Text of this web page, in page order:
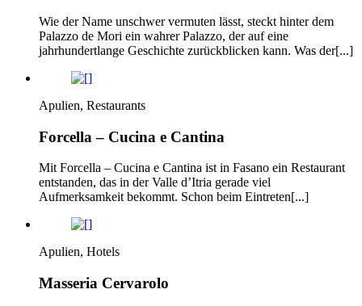
Wie der Name unschwer vermuten lässt, steckt hinter dem
Palazzo de Mori ein wahrer Palazzo, der auf eine
jahrhundertlange Geschichte zurückblicken kann. Was der[...]
Apulien, Restaurants
Forcella – Cucina e Cantina
Mit Forcella – Cucina e Cantina ist in Fasano ein Restaurant
entstanden, das in der Valle d’Itria gerade viel
Aufmerksamkeit bekommt. Schon beim Eintreten[...]
Apulien, Hotels
Masseria Cervarolo